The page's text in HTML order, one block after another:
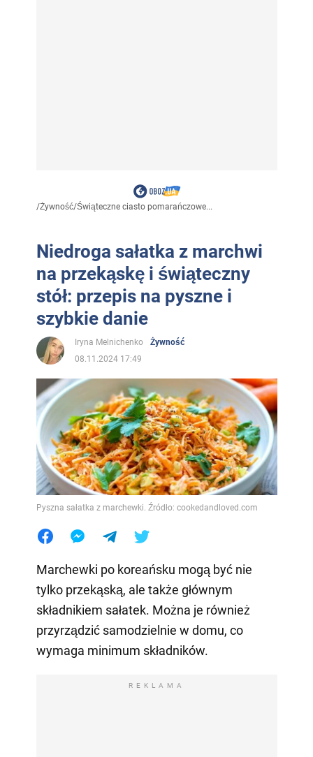
/Żywność/Świąteczne ciasto pomarańczowe...
Niedroga sałatka z marchwi
na przekąskę i świąteczny
stół: przepis na pyszne i
szybkie danie
Iryna Melnichenko
Żywność
08.11.2024 17:49
Pyszna sałatka z marchewki. Źródło: cookedandloved.com
Marchewki po koreańsku mogą być nie
tylko przekąską, ale także głównym
składnikiem sałatek. Można je również
przyrządzić samodzielnie w domu, co
wymaga minimum składników.
REKLAMA